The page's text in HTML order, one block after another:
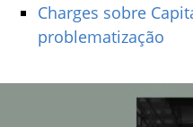
Charges sobre
problematização